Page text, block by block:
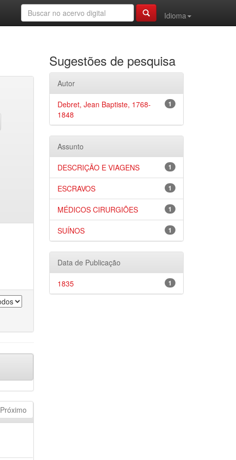
Idioma
Próximo
Sugestões de pesquisa
Autor
1
Debret, Jean Baptiste, 1768-
1848
Assunto
1
DESCRIÇÃO E VIAGENS
1
ESCRAVOS
1
MÉDICOS CIRURGIÕES
1
SUÍNOS
Data de Publicação
1
1835